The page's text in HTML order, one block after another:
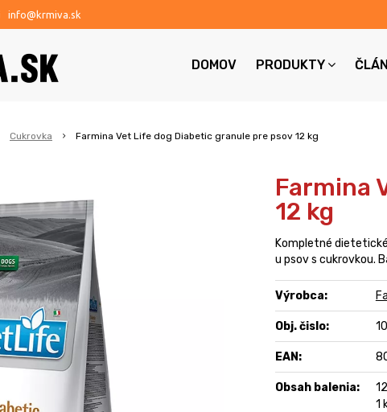
info@krmiva.sk
DOMOV PRODUKTY
Cukrovka Farmina Vet Life dog Diabetic granule pre psov 12 kg
Farmina
12 kg
Kompletné
u psov s cukrovkou.
Výrobca:
Obj. čislo:
EAN:
Obsah balenia:
1